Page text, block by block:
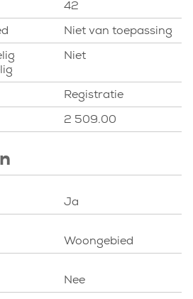
42
Niet van toepassing
Niet
Registratie
2 509.00
Ja
Woongebied
Nee